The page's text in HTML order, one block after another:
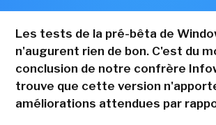
Les tests de la pré-bêta de
n'augurent rien de bon. C'est du
conclusion de notre confrère
trouve que cette version
améliorations attendues par